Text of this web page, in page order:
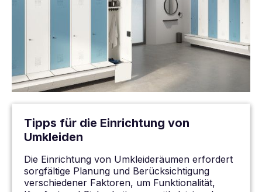
Tipps für die Einrichtung von
Umkleiden
Die Einrichtung von Umkleideräumen erfordert
sorgfältige Planung und Berücksichtigung
verschiedener Faktoren, um Funktionalität,